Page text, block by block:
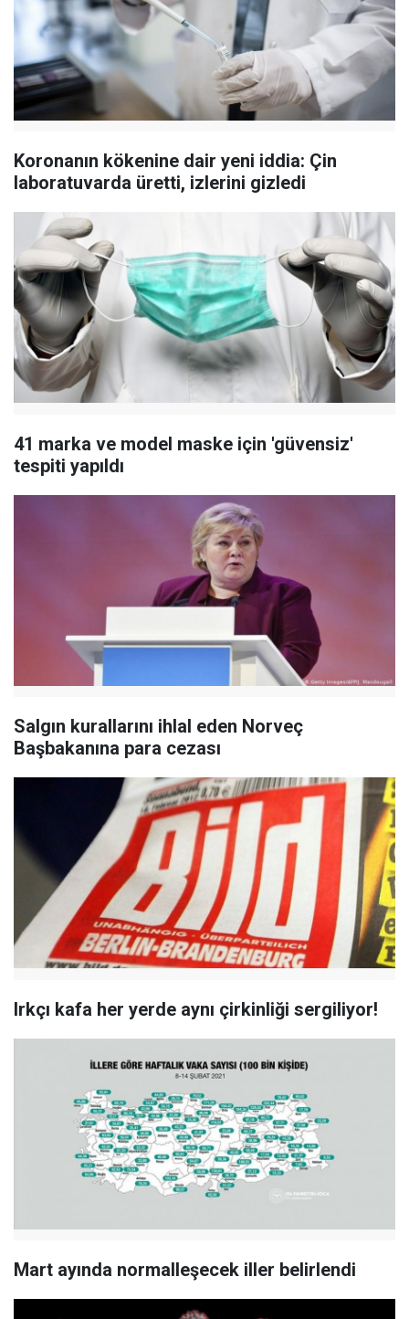
Koronanın kökenine dair yeni iddia: Çin
laboratuvarda üretti, izlerini gizledi
41 marka ve model maske için 'güvensiz'
tespiti yapıldı
Salgın kurallarını ihlal eden Norveç
Başbakanına para cezası
Irkçı kafa her yerde aynı çirkinliği sergiliyor!
Mart ayında normalleşecek iller belirlendi